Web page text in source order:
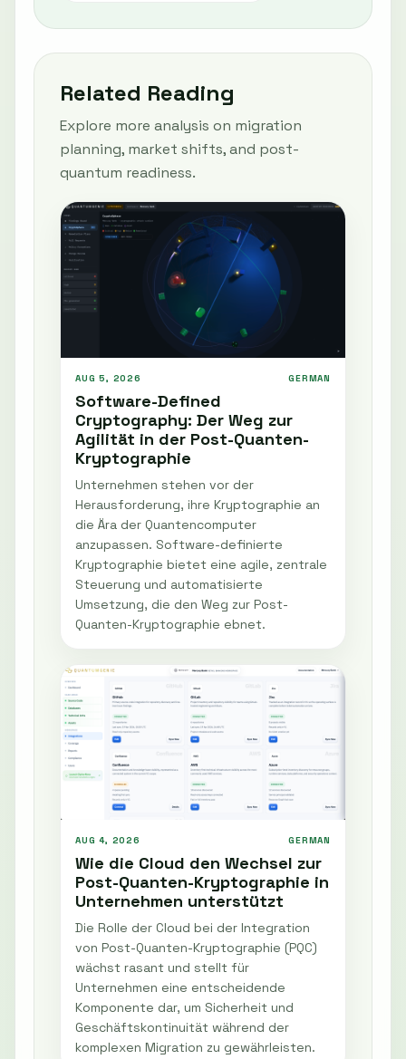
Related Reading
Explore more analysis on migration
planning, market shifts, and post-
quantum readiness.
AUG 5, 2026 GERMAN
Software-Defined
Cryptography: Der Weg zur
Agilität in der Post-Quanten-
Kryptographie
Unternehmen stehen vor der
Herausforderung, ihre Kryptographie an
die Ära der Quantencomputer
anzupassen. Software-definierte
Kryptographie bietet eine agile, zentrale
Steuerung und automatisierte
Umsetzung, die den Weg zur Post-
Quanten-Kryptographie ebnet.
AUG 4, 2026 GERMAN
Wie die Cloud den Wechsel zur
Post-Quanten-Kryptographie in
Unternehmen unterstützt
Die Rolle der Cloud bei der Integration
von Post-Quanten-Kryptographie (PQC)
wächst rasant und stellt für
Unternehmen eine entscheidende
Komponente dar, um Sicherheit und
Geschäftskontinuität während der
komplexen Migration zu gewährleisten.